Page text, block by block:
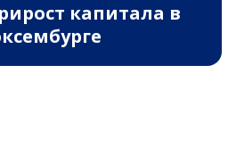
капитала в